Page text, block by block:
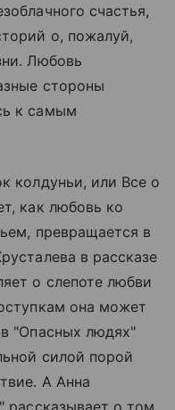
счастья,
о, пожалуй,
Любовь
стороны
к самым
колдуньи, или Все о
как любовь ко
превращается в
в рассказе
о слепоте любви
она может
"Опасных людях"
силой порой
А Анна
рассказывает о том,